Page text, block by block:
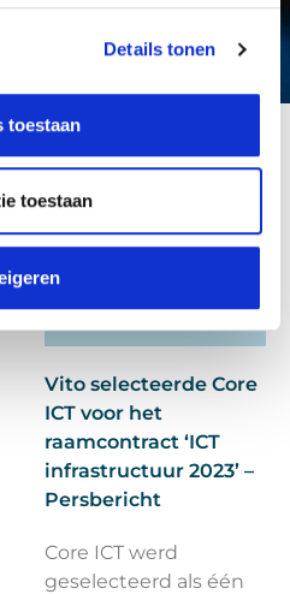
Details tonen
toestaan
toestaan
Vito selecteerde Core
ICT voor het
raamcontract ‘ICT
infrastructuur 2023’ –
Persbericht
Core ICT werd
geselecteerd als één